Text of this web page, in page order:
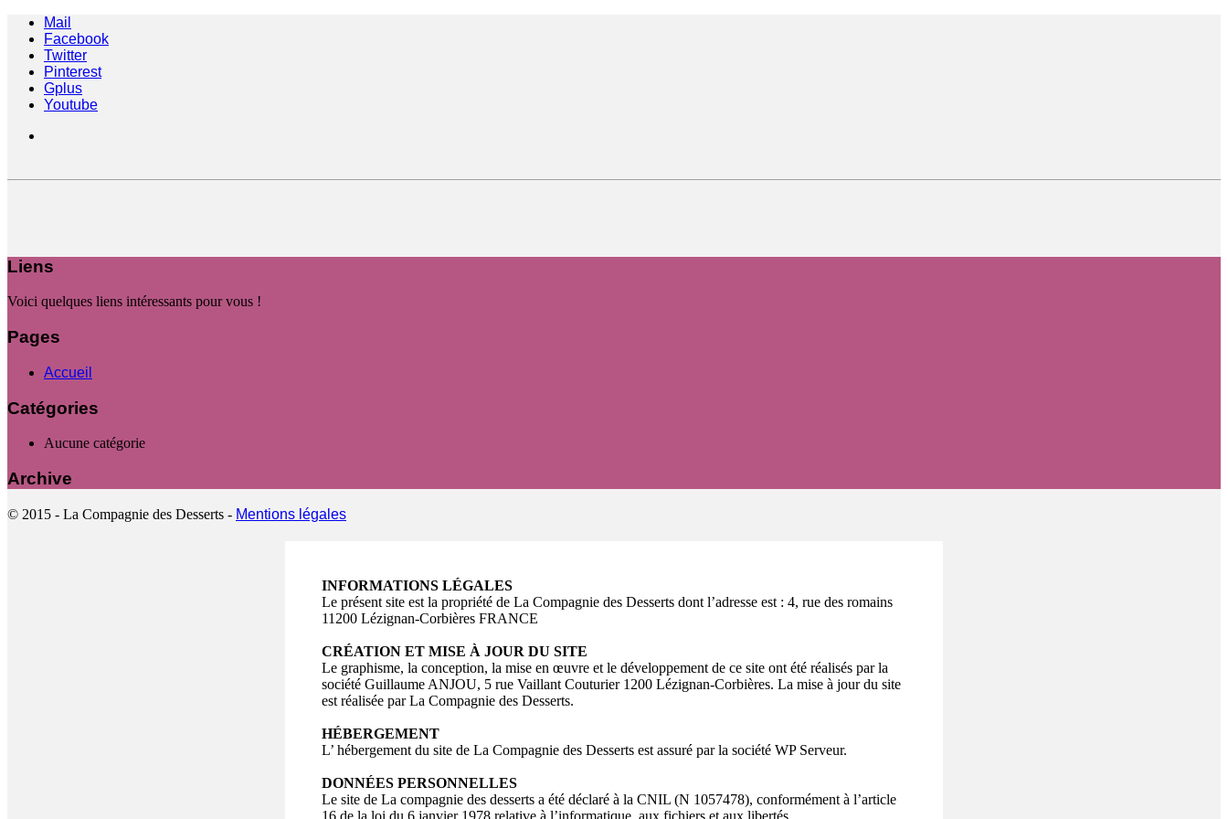
Mail
Facebook
Twitter
Pinterest
Gplus
Youtube
Liens
Voici quelques liens intéressants pour vous !
Pages
Accueil
Catégories
Aucune catégorie
Archive
© 2015 - La Compagnie des Desserts - Mentions légales
INFORMATIONS LÉGALES
Le présent site est la propriété de La Compagnie des Desserts dont l’adresse est : 4, rue des romains
11200 Lézignan-Corbières FRANCE
CRÉATION ET MISE À JOUR DU SITE
Le graphisme, la conception, la mise en œuvre et le développement de ce site ont été réalisés par la
société Guillaume ANJOU, 5 rue Vaillant Couturier 1200 Lézignan-Corbières. La mise à jour du site
est réalisée par La Compagnie des Desserts.
HÉBERGEMENT
L’ hébergement du site de La Compagnie des Desserts est assuré par la société WP Serveur.
DONNÉES PERSONNELLES
Le site de La compagnie des desserts a été déclaré à la CNIL (N 1057478), conformément à l’article
16 de la loi du 6 janvier 1978 relative à l’informatique, aux fichiers et aux libertés.